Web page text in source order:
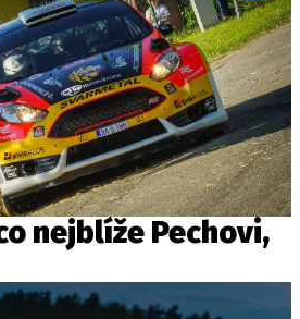
nejblíže Pechovi,